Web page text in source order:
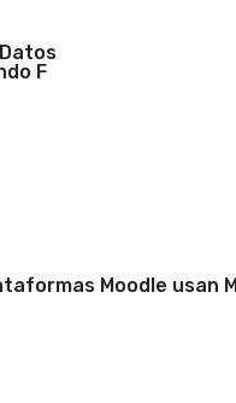
F
Moodle usan